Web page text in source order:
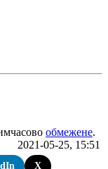
обмежене.
2021-05-25, 15:51
X